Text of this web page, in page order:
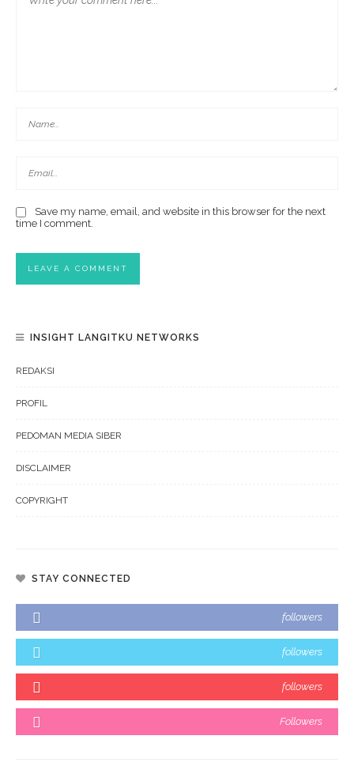
Save my name, email, and website in this browser for the next
time I comment.
INSIGHT LANGITKU NETWORKS
REDAKSI
PROFIL
PEDOMAN MEDIA SIBER
DISCLAIMER
COPYRIGHT
STAY CONNECTED
followers
followers
followers
Followers